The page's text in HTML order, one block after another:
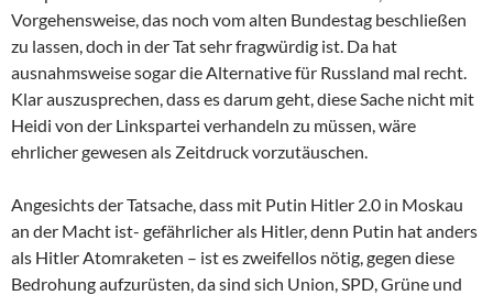
Vorgehensweise, das noch vom alten Bundestag beschließen
zu lassen, doch in der Tat sehr fragwürdig ist. Da hat
ausnahmsweise sogar die Alternative für Russland mal recht.
Klar auszusprechen, dass es darum geht, diese Sache nicht mit
Heidi von der Linkspartei verhandeln zu müssen, wäre
ehrlicher gewesen als Zeitdruck vorzutäuschen.
Angesichts der Tatsache, dass mit Putin Hitler 2.0 in Moskau
an der Macht ist- gefährlicher als Hitler, denn Putin hat anders
als Hitler Atomraketen – ist es zweifellos nötig, gegen diese
Bedrohung aufzurüsten, da sind sich Union, SPD, Grüne und